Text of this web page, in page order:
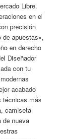
Libre.
en el
precisión
de apuestas»,
en derecho
Diseñador
con tu
acabado
técnicas más
camiseta
de nueva